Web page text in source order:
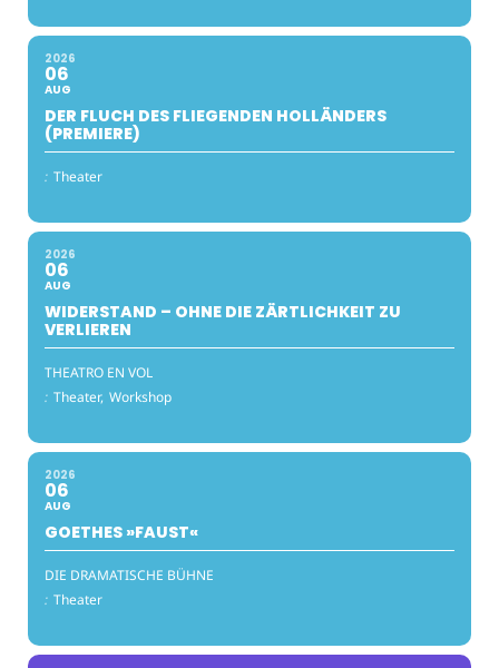
2026
06
AUG
DER FLUCH DES FLIEGENDEN HOLLÄNDERS
(PREMIERE)
: Theater
2026
06
AUG
WIDERSTAND – OHNE DIE ZÄRTLICHKEIT ZU
VERLIEREN
THEATRO EN VOL
: Theater, Workshop
2026
06
AUG
GOETHES »FAUST«
DIE DRAMATISCHE BÜHNE
: Theater